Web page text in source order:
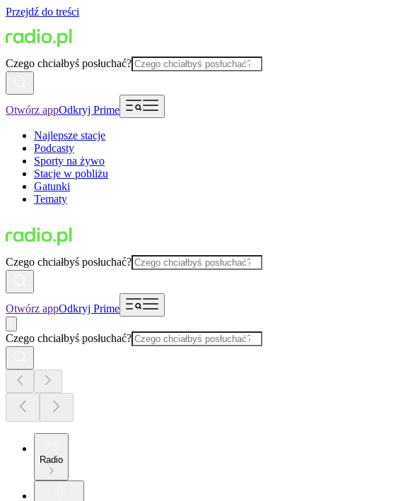
Przejdź do treści
Czego chciałbyś posłuchać?
Otwórz appOdkryj Prime
Najlepsze stacje
Podcasty
Sporty na żywo
Stacje w pobliżu
Gatunki
Tematy
Czego chciałbyś posłuchać?
Otwórz appOdkryj Prime
Czego chciałbyś posłuchać?
Radio